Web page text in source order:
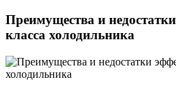
Преимущества и
класса холодильника